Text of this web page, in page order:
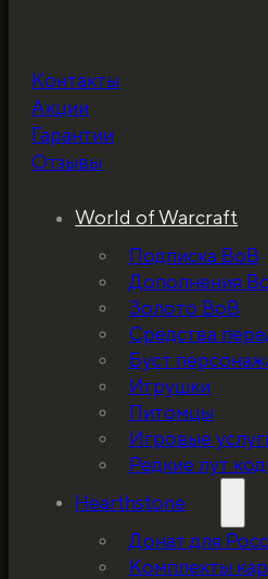
Контакты
Акции
Гарантии
Отзывы
World of Warcraft
Подписка ВоВ
Дополнения
Золото ВоВ
Средства
Буст
Игрушки
Питомцы
Игровые
Редкие лут
Hearthstone
Донат для
Комплекты